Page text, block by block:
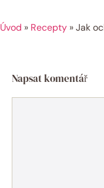
Úvod » Recepty »Jak
Napsat komentář